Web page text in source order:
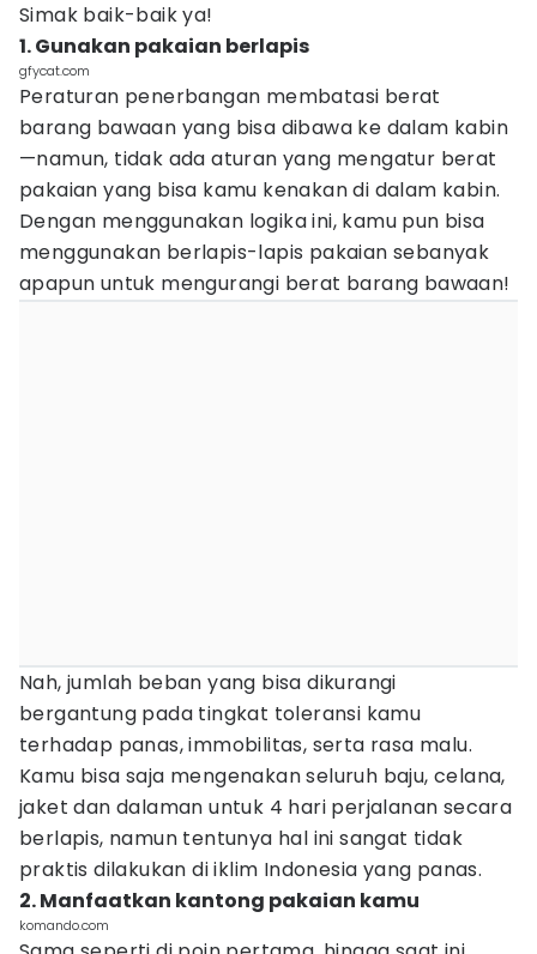
Simak baik-baik ya!
1. Gunakan pakaian berlapis
gfycat.com
Peraturan penerbangan membatasi berat
barang bawaan yang bisa dibawa ke dalam kabin
—namun, tidak ada aturan yang mengatur berat
pakaian yang bisa kamu kenakan di dalam kabin.
Dengan menggunakan logika ini, kamu pun bisa
menggunakan berlapis-lapis pakaian sebanyak
apapun untuk mengurangi berat barang bawaan!
Nah, jumlah beban yang bisa dikurangi
bergantung pada tingkat toleransi kamu
terhadap panas, immobilitas, serta rasa malu.
Kamu bisa saja mengenakan seluruh baju, celana,
jaket dan dalaman untuk 4 hari perjalanan secara
berlapis, namun tentunya hal ini sangat tidak
praktis dilakukan di iklim Indonesia yang panas.
2. Manfaatkan kantong pakaian kamu
komando.com